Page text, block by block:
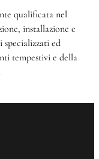
qualificata nel
installazione e
ed
tempestivi e della